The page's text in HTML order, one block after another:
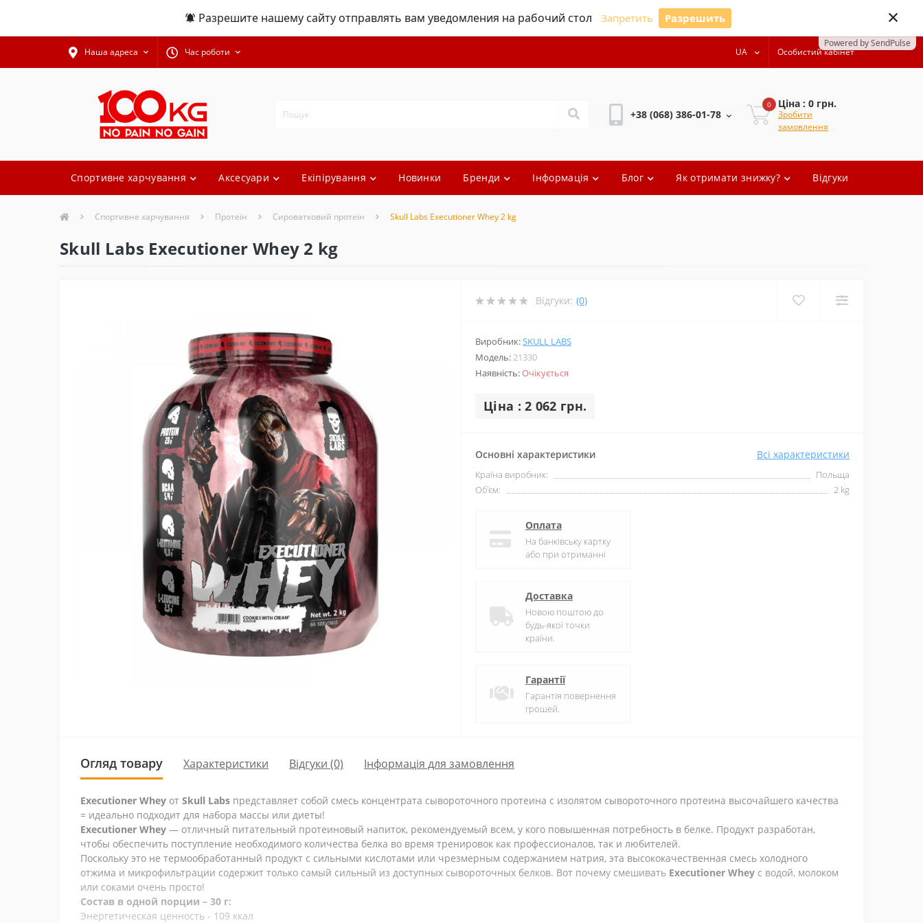
Разрешите нашему сайту отправлять вам уведомления на рабочий стол Запретить Разрешить
Powered by SendPulse
×
Наша адреса Час роботи UA Особистий кабінет
+38 (068) 386-01-78
0 Ціна : 0 грн.
Зробити
замовлення
Спортивне харчування Аксесуари Екіпірування Новинки Бренди Інформація Блог Як отримати знижку? Відгуки
Спортивне харчування Протеїн Сироватковий протеїн Skull Labs Executioner Whey 2 kg
Skull Labs Executioner Whey 2 kg
Відгуки: (0)
Виробник:SKULL LABS
Модель:21330
Наявність:Очікується
Ціна : 2 062 грн.
Основні характеристики Всі характеристики
Країна виробник:
Польща
Об'єм:
2 kg
Оплата
На банківську картку
або при отриманні
Доставка
Новою поштою до
будь-якої точки
країни.
Гарантії
Гарантія повернення
грошей.
Огляд товару Характеристики Відгуки (0) Інформація для замовлення
Executioner Whey от Skull Labs представляет собой смесь концентрата сывороточного протеина с изолятом сывороточного протеина высочайшего качества
= идеально подходит для набора массы или диеты!
Executioner Whey — отличный питательный протеиновый напиток, рекомендуемый всем, у кого повышенная потребность в белке. Продукт разработан,
чтобы обеспечить поступление необходимого количества белка во время тренировок как профессионалов, так и любителей.
Поскольку это не термообработанный продукт с сильными кислотами или чрезмерным содержанием натрия, эта высококачественная смесь холодного
отжима и микрофильтрации содержит только самый сильный из доступных сывороточных белков. Вот почему смешивать Executioner Whey с водой, молоком
или соками очень просто!
Состав в одной порции – 30 г:
Энергетическая ценность - 109 ккал